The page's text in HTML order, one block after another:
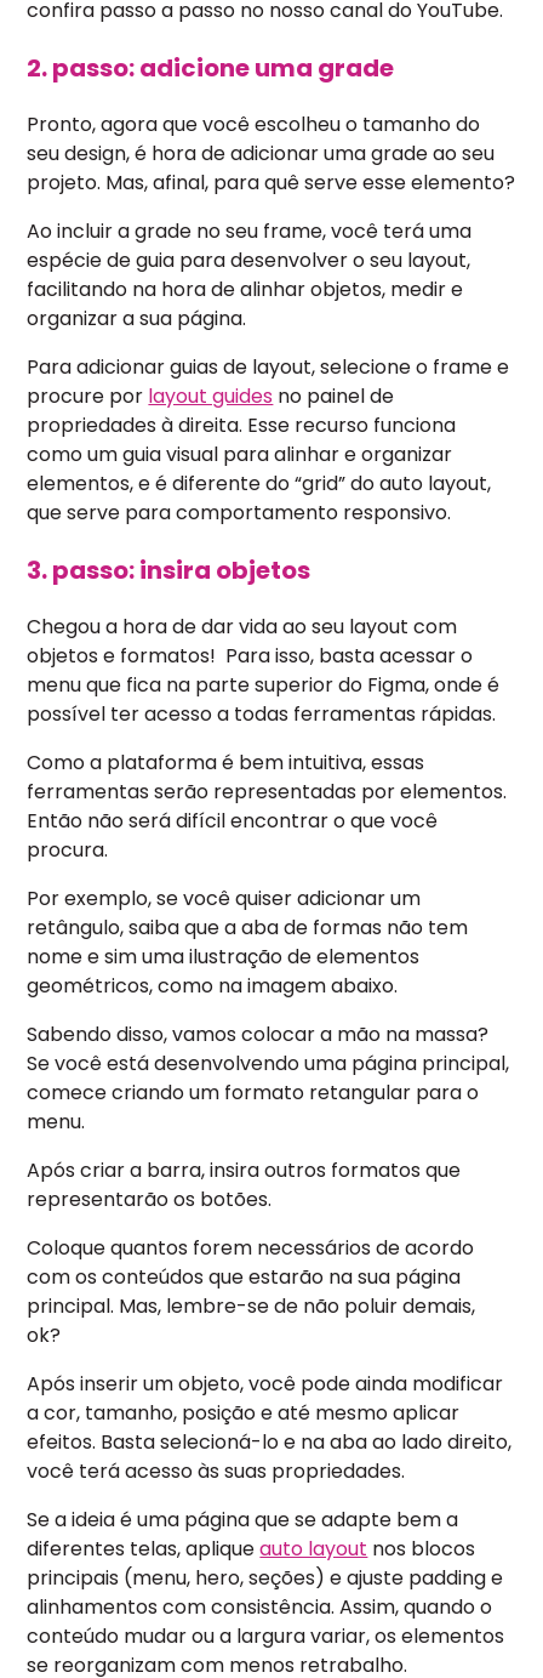
confira passo a passo no nosso canal do YouTube.
2. passo: adicione uma grade
Pronto, agora que você escolheu o tamanho do
seu design, é hora de adicionar uma grade ao seu
projeto. Mas, afinal, para quê serve esse elemento?
Ao incluir a grade no seu frame, você terá uma
espécie de guia para desenvolver o seu layout,
facilitando na hora de alinhar objetos, medir e
organizar a sua página.
Para adicionar guias de layout, selecione o frame e
procure por layout guides no painel de
propriedades à direita. Esse recurso funciona
como um guia visual para alinhar e organizar
elementos, e é diferente do “grid” do auto layout,
que serve para comportamento responsivo.
3. passo: insira objetos
Chegou a hora de dar vida ao seu layout com
objetos e formatos! Para isso, basta acessar o
menu que fica na parte superior do Figma, onde é
possível ter acesso a todas ferramentas rápidas.
Como a plataforma é bem intuitiva, essas
ferramentas serão representadas por elementos.
Então não será difícil encontrar o que você
procura.
Por exemplo, se você quiser adicionar um
retângulo, saiba que a aba de formas não tem
nome e sim uma ilustração de elementos
geométricos, como na imagem abaixo.
Sabendo disso, vamos colocar a mão na massa?
Se você está desenvolvendo uma página principal,
comece criando um formato retangular para o
menu.
Após criar a barra, insira outros formatos que
representarão os botões.
Coloque quantos forem necessários de acordo
com os conteúdos que estarão na sua página
principal. Mas, lembre-se de não poluir demais,
ok?
Após inserir um objeto, você pode ainda modificar
a cor, tamanho, posição e até mesmo aplicar
efeitos. Basta selecioná-lo e na aba ao lado direito,
você terá acesso às suas propriedades.
Se a ideia é uma página que se adapte bem a
diferentes telas, apliqueauto layout nos blocos
principais (menu, hero, seções) e ajuste padding e
alinhamentos com consistência. Assim, quando o
conteúdo mudar ou a largura variar, os elementos
se reorganizam com menos retrabalho.